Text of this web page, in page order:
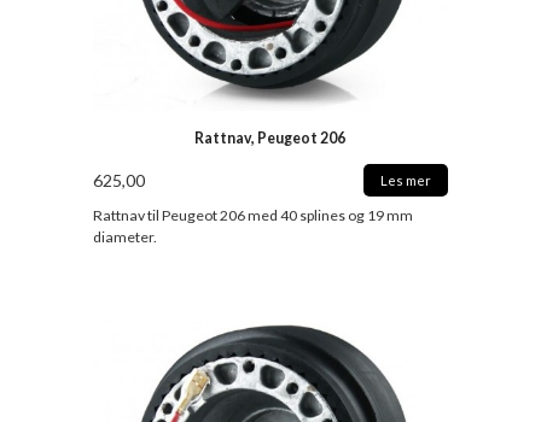
Rattnav, Peugeot 206
625,00 Les mer
Rattnav til Peugeot 206 med 40 splines og 19 mm
diameter.